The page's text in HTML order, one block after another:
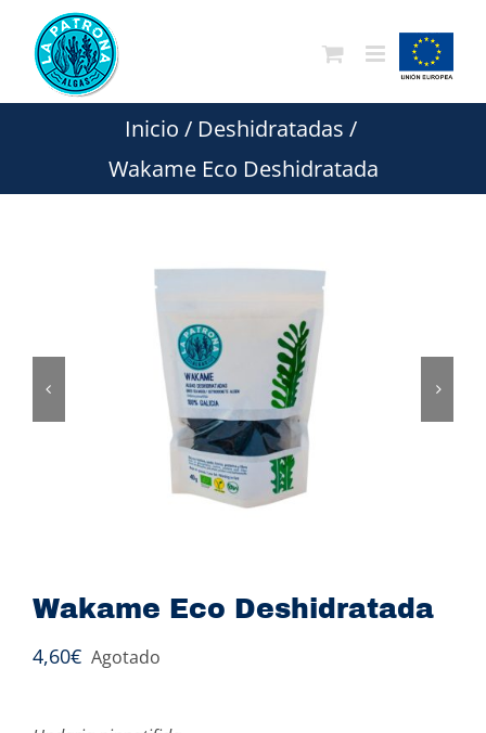
contenido
Inicio / Deshidratadas /
Wakame Eco Deshidratada
 
Wakame Eco Deshidratada
4,60€ Agotado